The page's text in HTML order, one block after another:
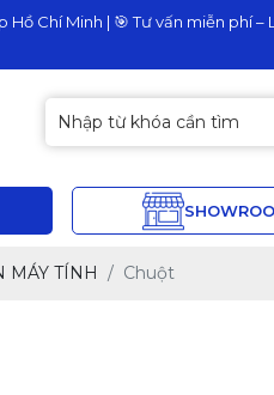
Hồ Chí Minh | 🎯 Tư vấn miễn phí
MÁY TÍNH Chuột